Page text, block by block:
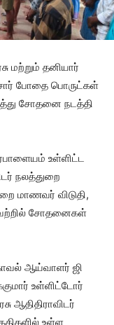
மற்றும் தனியார்
போதை பொருட்கள்
சோதனை நடத்தி
உள்ளிட்ட
நலத்துறை
மாணவர் விடுதி,
சோதனைகள்
காவல் ஆய்வாளர் ஜி
உள்ளிட்டோர்
ஆதிதிராவிடர்
உள்ள